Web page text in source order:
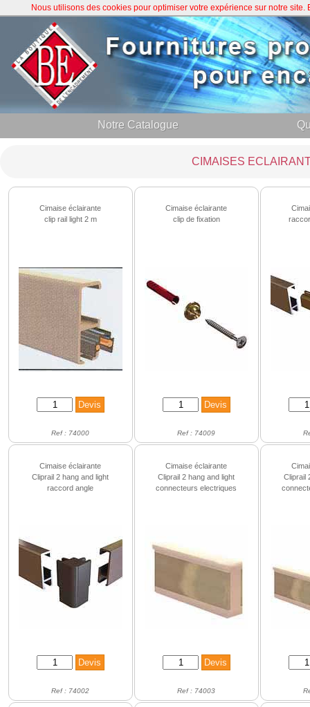
Notre Catalogue
CIMAISES
Cimaise éclairante
clip rail light 2 m
Ref : 74000
Cimaise éclairante
clip de fixation
Ref : 74009
Cimaise éclairante
Cliprail 2 hang and light
raccord angle
Ref : 74002
Cimaise éclairante
Cliprail 2 hang and light
connecteurs electriques
Ref : 74003
Cliprail
Nous utilisons des cookies pour optimiser votre expérience sur notre